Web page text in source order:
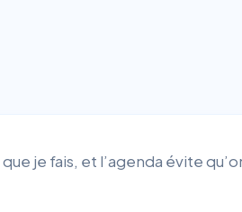
je fais, et l’agenda évite